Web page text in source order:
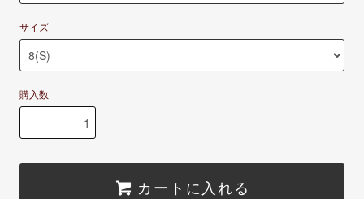
サイズ
購入数
カートに入れる